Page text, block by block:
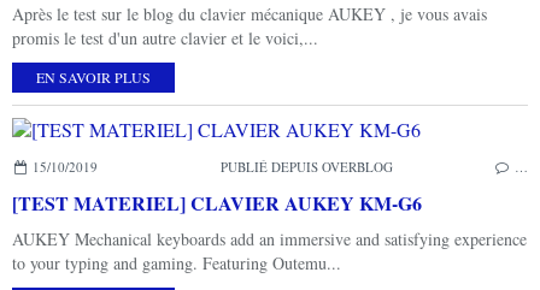
Après le test sur le blog du clavier mécanique AUKEY , je vous avais
promis le test d'un autre clavier et le voici,...
EN SAVOIR PLUS
15/10/2019 PUBLIÉ DEPUIS OVERBLOG
[TEST MATERIEL] CLAVIER AUKEY KM-G6
AUKEY Mechanical keyboards add an immersive and satisfying experience
to your typing and gaming. Featuring Outemu...